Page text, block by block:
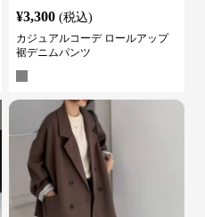
¥3,300 (税込)
カジュアルコーデ ロールアップ
裾デニムパンツ